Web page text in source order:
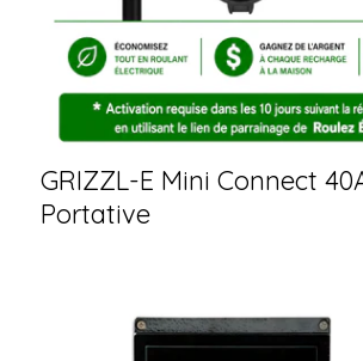
GRIZZL-E Mini Connect
Portative